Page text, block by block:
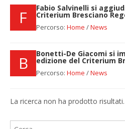
F Fabio Salvinelli si
Criterium Bresciano
Percorso: Home /News
B Bonetti-De Giacomi si
edizione del Criterium
Percorso: Home /News
La ricerca non ha prodotto risultati.